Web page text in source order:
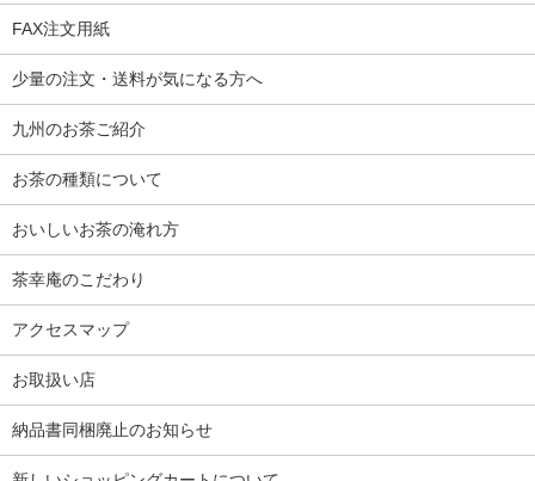
FAX注文用紙
少量の注文・送料が気になる方へ
九州のお茶ご紹介
お茶の種類について
おいしいお茶の淹れ方
茶幸庵のこだわり
アクセスマップ
お取扱い店
納品書同梱廃止のお知らせ